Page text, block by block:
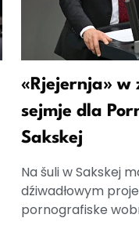
«Rjejernja» w
sejmje dla
Sakskej
Na šuli w Sakskej
dźiwadłowym
pornografiske